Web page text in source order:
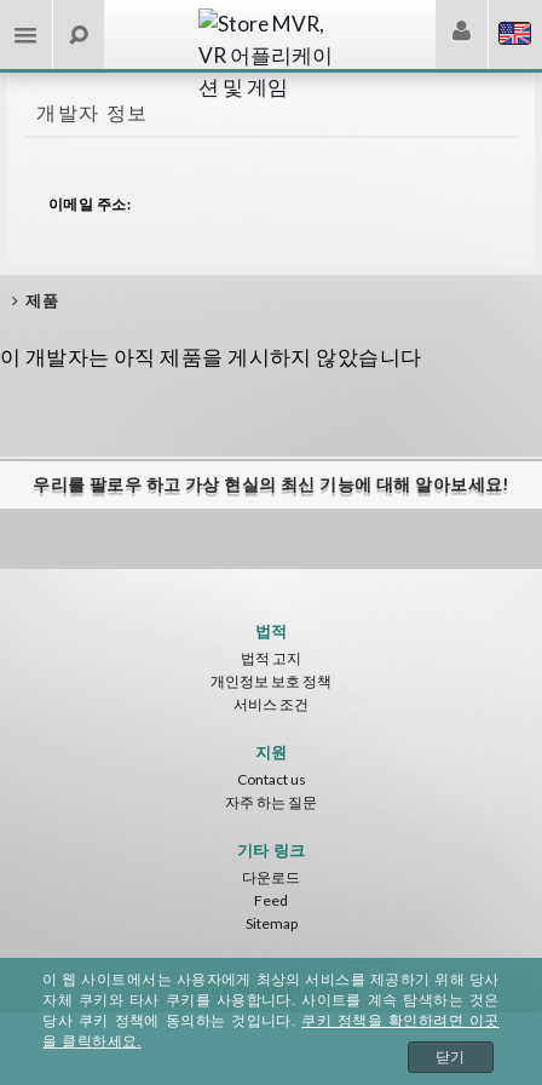
개발자 정보
이메일 주소:
제품
이 개발자는 아직 제품을 게시하지 않았습니다
우리를 팔로우 하고 가상 현실의 최신 기능에 대해 알아보세요!
법적
법적 고지
개인정보 보호 정책
서비스 조건
지원
Contact us
자주 하는 질문
기타 링크
다운로드
Feed
Sitemap
©2026. All rights reserved
이 웹 사이트에서는 사용자에게 최상의 서비스를 제공하기 위해 당사
자체 쿠키와 타사 쿠키를 사용합니다. 사이트를 계속 탐색하는 것은
당사 쿠키 정책에 동의하는 것입니다. 쿠키 정책을 확인하려면 이곳
을 클릭하세요.
닫기